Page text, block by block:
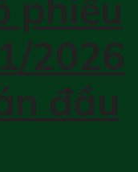
phiếu
2026
đầu